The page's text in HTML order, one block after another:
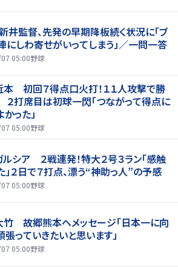
新井監督、先発の早期降板続く状況に「ブ
にしわ寄せがいってしまう」／一問一答
05:00野球
本 初回７得点口火打！１１人攻撃で勝
打席目は初球一閃「つながって得点に
った」
05:00野球
ルシア ２戦連発！特大２号３ラン「感触
」２日で７打点、漂う“神助っ人”の予感
05:00野球
竹 故郷熊本へメッセージ「日本一に向
張っていきたいと思います」
05:00野球